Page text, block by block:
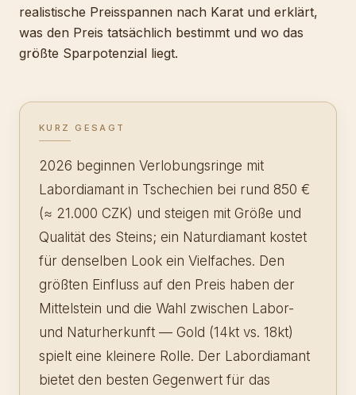
realistische Preisspannen nach Karat und erklärt,
was den Preis tatsächlich bestimmt und wo das
größte Sparpotenzial liegt.
KURZ GESAGT
2026 beginnen Verlobungsringe mit
Labordiamant in Tschechien bei rund 850 €
(≈ 21.000 CZK) und steigen mit Größe und
Qualität des Steins; ein Naturdiamant kostet
für denselben Look ein Vielfaches. Den
größten Einfluss auf den Preis haben der
Mittelstein und die Wahl zwischen Labor-
und Naturherkunft — Gold (14kt vs. 18kt)
spielt eine kleinere Rolle. Der Labordiamant
bietet den besten Gegenwert für das